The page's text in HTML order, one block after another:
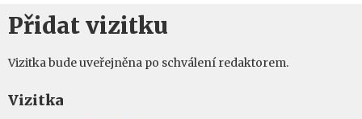
Přidat vizitku
Vizitka bude uveřejněna po schválení redaktorem.
Vizitka